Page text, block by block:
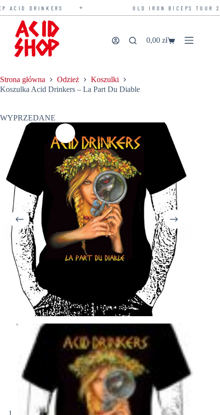
DRINKERS OLD IRON BICEPS TOUR
Przejdź
treści
Koszyk
0,00zł
Strona główna Odzież
Koszulki
Koszulka Acid Drinkers – La Part Du Diable
WYPRZEDANE